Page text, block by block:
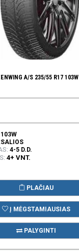
A/S 235/55 R17 103W
4-5 D.D.
4+ VNT.
PLAČIAU
Į MĖGSTAMIAUSIAS
PALYGINTI